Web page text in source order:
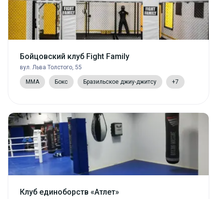
Бойцовский клуб Fight Family
вул. Льва Толстого, 55
MMA Бокс Бразильское джиу-джитсу +7
Клуб единоборств «Атлет»